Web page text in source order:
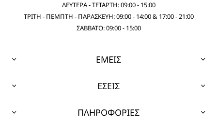
ΔΕΥΤΕΡΑ - ΤΕΤΑΡΤΗ: 09:00 - 15:00
ΤΡΙΤΗ - ΠΕΜΠΤΗ - ΠΑΡΑΣΚΕΥΗ: 09:00 - 14:00 & 17:00 - 21:00
ΣΑΒΒΑΤΟ: 09:00 - 15:00
ΕΜΕΙΣ
ΕΣΕΙΣ
ΠΛΗΡΟΦΟΡΙΕΣ